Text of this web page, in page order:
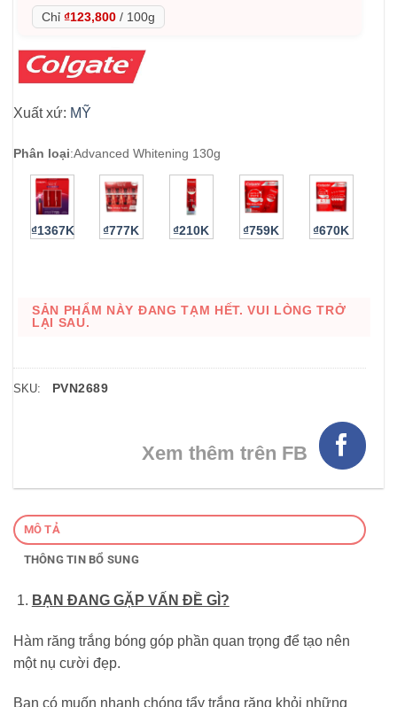
Chỉ ₫123,800 / 100g
Xuất xứ: MỸ
Phân loại:Advanced Whitening 130g
₫1367K ₫777K ₫210K ₫759K ₫670K
SẢN PHẨM NÀY ĐANG TẠM HẾT. VUI LÒNG TRỞ
LẠI SAU.
SKU: PVN2689
Xem thêm trên FB
MÔ TẢ
THÔNG TIN BỔ SUNG
BẠN ĐANG GẶP VẤN ĐỀ GÌ?
Hàm răng trắng bóng góp phần quan trọng để tạo nên
một nụ cười đẹp.
Bạn có muốn nhanh chóng tẩy trắng răng khỏi những